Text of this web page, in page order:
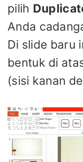
pilih
Anda
Di slide baru
bentuk di
(sisi kanan